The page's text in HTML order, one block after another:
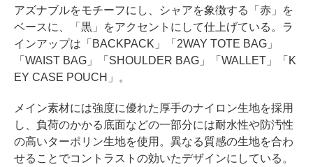
アズナブルをモチーフにし、シャアを象徴する「赤」を
ベースに、「黒」をアクセントにして仕上げている。ラ
インアップは「BACKPACK」「2WAY TOTE BAG」
「WAIST BAG」「SHOULDER BAG」「WALLET」「K
EY CASE POUCH」。
メイン素材には強度に優れた厚手のナイロン生地を採用
し、負荷のかかる底面などの一部分には耐水性や防汚性
の高いターポリン生地を使用。異なる質感の生地を合わ
せることでコントラストの効いたデザインにしている。